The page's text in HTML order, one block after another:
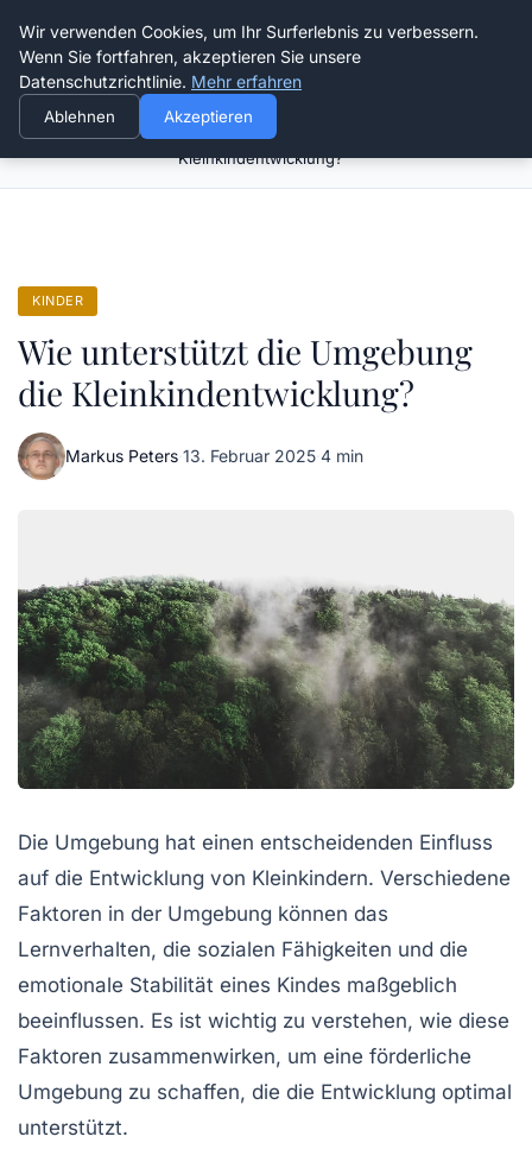
Verflixt-und-aufgetrennt.de
Wie unterstützt die Umgebung die
Kleinkindentwicklung?
KINDER
Wie unterstützt die Umgebung
die Kleinkindentwicklung?
Markus Peters·13. Februar 2025·4 min
Die Umgebung hat einen entscheidenden Einfluss
auf die Entwicklung von Kleinkindern. Verschiedene
Faktoren in der Umgebung können das
Lernverhalten, die sozialen Fähigkeiten und die
emotionale Stabilität eines Kindes maßgeblich
beeinflussen. Es ist wichtig zu verstehen, wie diese
Faktoren zusammenwirken, um eine förderliche
Umgebung zu schaffen, die die Entwicklung optimal
unterstützt.
Wir verwenden Cookies, um Ihr Surferlebnis zu verbessern.
Wenn Sie fortfahren, akzeptieren Sie unsere
Datenschutzrichtlinie. Mehr erfahren
Ablehnen Akzeptieren